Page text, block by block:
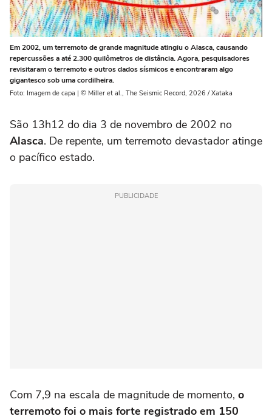
Em 2002, um terremoto de grande magnitude atingiu o Alasca, causando
repercussões a até 2.300 quilômetros de distância. Agora, pesquisadores
revisitaram o terremoto e outros dados sísmicos e encontraram algo
gigantesco sob uma cordilheira.
Foto: Imagem de capa | © Miller et al., The Seismic Record, 2026 / Xataka
São 13h12 do dia 3 de novembro de 2002 no
Alasca. De repente, um terremoto devastador atinge
o pacífico estado.
PUBLICIDADE
Com 7,9 na escala de magnitude de momento, o
terremoto foi o mais forte registrado em 150